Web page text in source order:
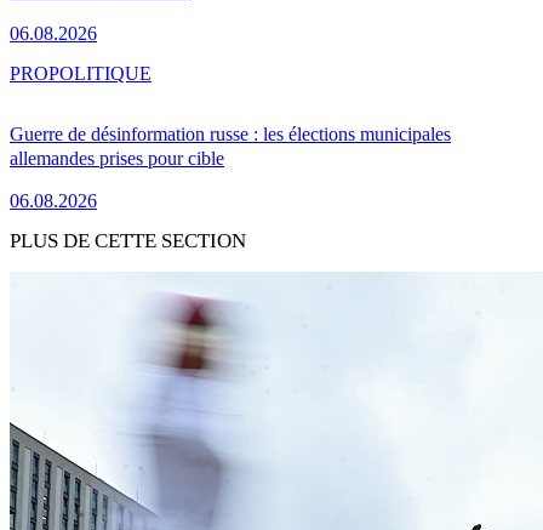
06.08.2026
Guerre de désinformation russe : les élections municipales
allemandes prises pour cible
06.08.2026
PROPOLITIQUE
PLUS DE CETTE SECTION